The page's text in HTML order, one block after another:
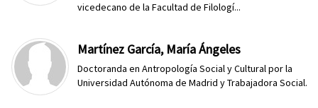
vicedecano de la Facultad de Filologí...
Martínez García, María Ángeles
Doctoranda en Antropología Social y Cultural por la
Universidad Autónoma de Madrid y Trabajadora Social.